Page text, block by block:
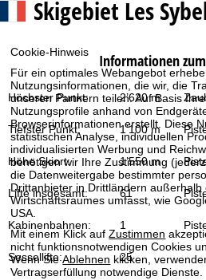
Cookie-Hinweis
Für ein optimales Webangebot
Nutzungsinformationen, die wir, die
unseren Partnern teilen. Auf Basis
Nutzungsprofile anhand von
Browserinformationen erstellt. Diese
statistischen Analyse, individuellen
individualisierten Werbung und
benötigen wir Ihre Zustimmung
die Datenweitergabe bestimmter
Drittanbieter in Drittländern außerhalb
Wirtschaftsraumes umfasst, wie
USA.
Mit einem Klick aufZustimmen
nicht funktionsnotwendigen Cookies
Wenn SieAblehnen klicken,
Vertragserfüllung notwendige Dienste.
r
t
s
e
i
t
e
SkigebietLes
Informationen
Höchster Punkt: 2’620 m
Tiefster Punkt: 1’100 m
Höhe Skiort: 1’550 m
Lifte insgesamt: 61
Kabinenbahnen: 1
Sessellifte: 25